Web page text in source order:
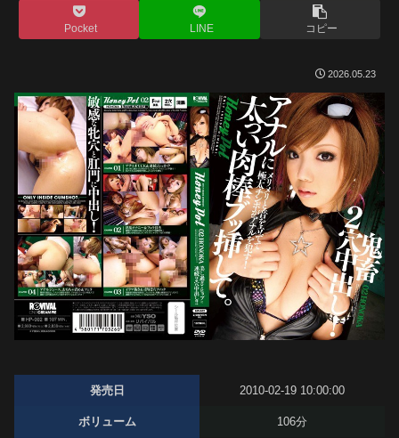
Pocket LINE コピー
2026.05.23
発売日 2010-02-19 10:00:00
ボリューム 106分